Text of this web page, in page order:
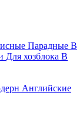
Парадные В
Для хозблока В
Английские